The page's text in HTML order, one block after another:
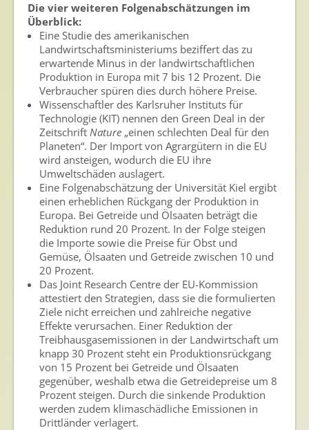
Die vier weiteren Folgenabschätzungen im
Überblick:
Eine Studie des amerikanischen
Landwirtschaftsministeriums beziffert das zu
erwartende Minus in der landwirtschaftlichen
Produktion in Europa mit 7 bis 12 Prozent. Die
Verbraucher spüren dies durch höhere Preise.
Wissenschaftler des Karlsruher Instituts für
Technologie (KIT) nennen den Green Deal in der
Zeitschrift Nature „einen schlechten Deal für den
Planeten“. Der Import von Agrargütern in die EU
wird ansteigen, wodurch die EU ihre
Umweltschäden auslagert.
Eine Folgenabschätzung der Universität Kiel ergibt
einen erheblichen Rückgang der Produktion in
Europa. Bei Getreide und Ölsaaten beträgt die
Reduktion rund 20 Prozent. In der Folge steigen
die Importe sowie die Preise für Obst und
Gemüse, Ölsaaten und Getreide zwischen 10 und
20 Prozent.
Das Joint Research Centre der EU-Kommission
attestiert den Strategien, dass sie die formulierten
Ziele nicht erreichen und zahlreiche negative
Effekte verursachen. Einer Reduktion der
Treibhausgasemissionen in der Landwirtschaft um
knapp 30 Prozent steht ein Produktionsrückgang
von 15 Prozent bei Getreide und Ölsaaten
gegenüber, weshalb etwa die Getreidepreise um 8
Prozent steigen. Durch die sinkende Produktion
werden zudem klimaschädliche Emissionen in
Drittländer verlagert.